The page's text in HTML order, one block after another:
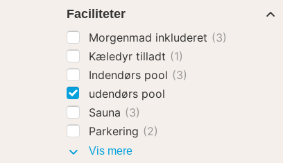
Faciliteter
Morgenmad inkluderet (3)
Kæledyr tilladt (1)
Indendørs pool (3)
udendørs pool
Sauna (3)
Parkering (2)
Vis mereFaciliteter